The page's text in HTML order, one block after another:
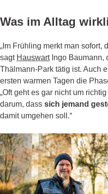
Was im Alltag
„Im Frühling merkt man sofort,
sagt HauswartIngo Baumann,
Thälmann-Park tätig ist. Auch
ersten warmen Tagen die
„Oft geht es gar nicht um
darum, dass sich jemand
damit umgehen soll.“